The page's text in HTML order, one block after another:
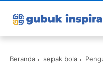
Beranda sepak bola